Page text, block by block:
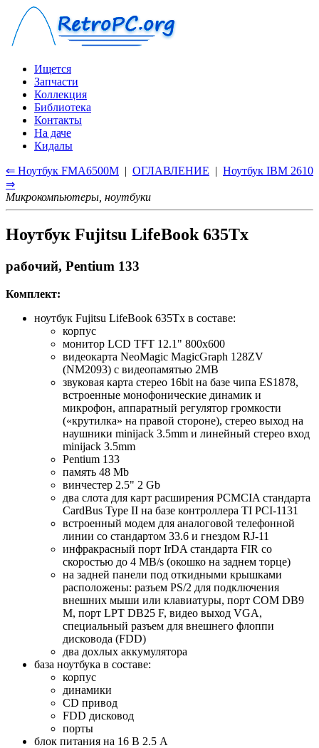
Ищется
Запчасти
Коллекция
Библиотека
Контакты
На даче
Кидалы
⇐ Ноутбук FMA6500M | ОГЛАВЛЕНИЕ | Ноутбук IBM 2610
⇒
Микрокомпьютеры, ноутбуки
Ноутбук Fujitsu LifeBook 635Tx
рабочий, Pentium 133
Комплект:
ноутбук Fujitsu LifeBook 635Tx в составе:
корпус
монитор LCD TFT 12.1" 800x600
видеокарта NeoMagic MagicGraph 128ZV
(NM2093) с видеопамятью 2MB
звуковая карта стерео 16bit на базе чипа ES1878,
встроенные монофонические динамик и
микрофон, аппаратный регулятор громкости
(«крутилка» на правой стороне), стерео выход на
наушники minijack 3.5mm и линейный стерео вход
minijack 3.5mm
Pentium 133
память 48 Mb
винчестер 2.5" 2 Gb
два слота для карт расширения PCMCIA стандарта
CardBus Type II на базе контроллера TI PCI-1131
встроенный модем для аналоговой телефонной
линии со стандартом 33.6 и гнездом RJ-11
инфракрасный порт IrDA стандарта FIR со
скоростью до 4 MB/s (окошко на заднем торце)
на задней панели под откидными крышками
расположены: разъем PS/2 для подключения
внешних мыши или клавиатуры, порт COM DB9
M, порт LPT DB25 F, видео выход VGА,
специальный разъем для внешнего флоппи
дисковода (FDD)
два дохлых аккумулятора
база ноутбука в составе:
корпус
динамики
CD привод
FDD дисковод
порты
блок питания на 16 В 2.5 А